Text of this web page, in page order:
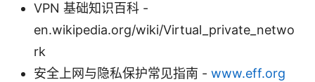
VPN 基础知识百科 -
en.wikipedia.org/wiki/Virtual_private_netwo
rk
安全上网与隐私保护常见指南 - www.eff.org